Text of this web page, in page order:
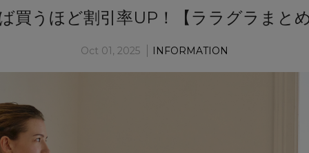
買うほど割引率UP！【ララグラまと
Oct 01, 2025 INFORMATION